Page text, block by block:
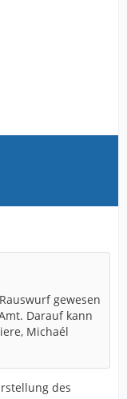
gewesen
Darauf kann
Michaél
des